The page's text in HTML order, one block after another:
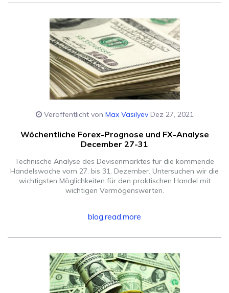
Veröffentlicht von Max VasilyevDez 27, 2021
Wöchentliche Forex-Prognose und FX-Analyse
December 27-31
Technische Analyse des Devisenmarktes für die kommende
Handelswoche vom 27. bis 31. Dezember. Untersuchen wir die
wichtigsten Möglichkeiten für den praktischen Handel mit
wichtigen Vermögenswerten.
blog.read.more